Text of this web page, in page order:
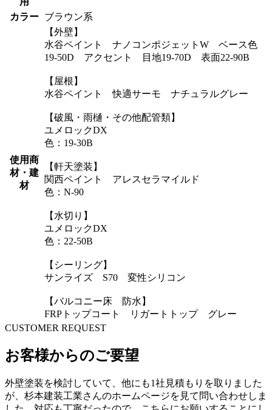
カラー ブラウン系
使用商
材・建
材
【外壁】
水谷ペイント ナノコンポジェットW ベース色
19-50D アクセント 目地19-70D 表面22-90B
【屋根】
水谷ペイント 快適サーモ ナチュラルグレー
【破風・雨樋・その他配管類】
ユメロックDX
色：19-30B
【軒天塗装】
関西ペイント アレスセラマイルド
色：N-90
【水切り】
ユメロックDX
色：22-50B
【シーリング】
サンライズ S70 変性シリコン
【バルコニー床 防水】
FRPトップコート リガートトップ グレー
CUSTOMER REQUEST
お客様からのご要望
外壁塗装を検討していて、他にも1社見積もりを取りました
が、杉本建装工業さんのホームページを見て問い合わせしま